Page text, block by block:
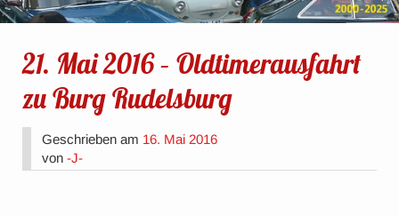
21. Mai 2016 – Oldtimerausfahrt
zu Burg Rudelsburg
Geschrieben am 16. Mai 2016
von-J-